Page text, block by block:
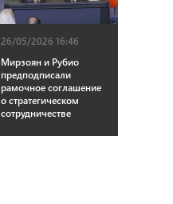
26/05/2026 16:46
Мирзоян и Рубио
предподписали
рамочное соглашение
о стратегическом
сотрудничестве